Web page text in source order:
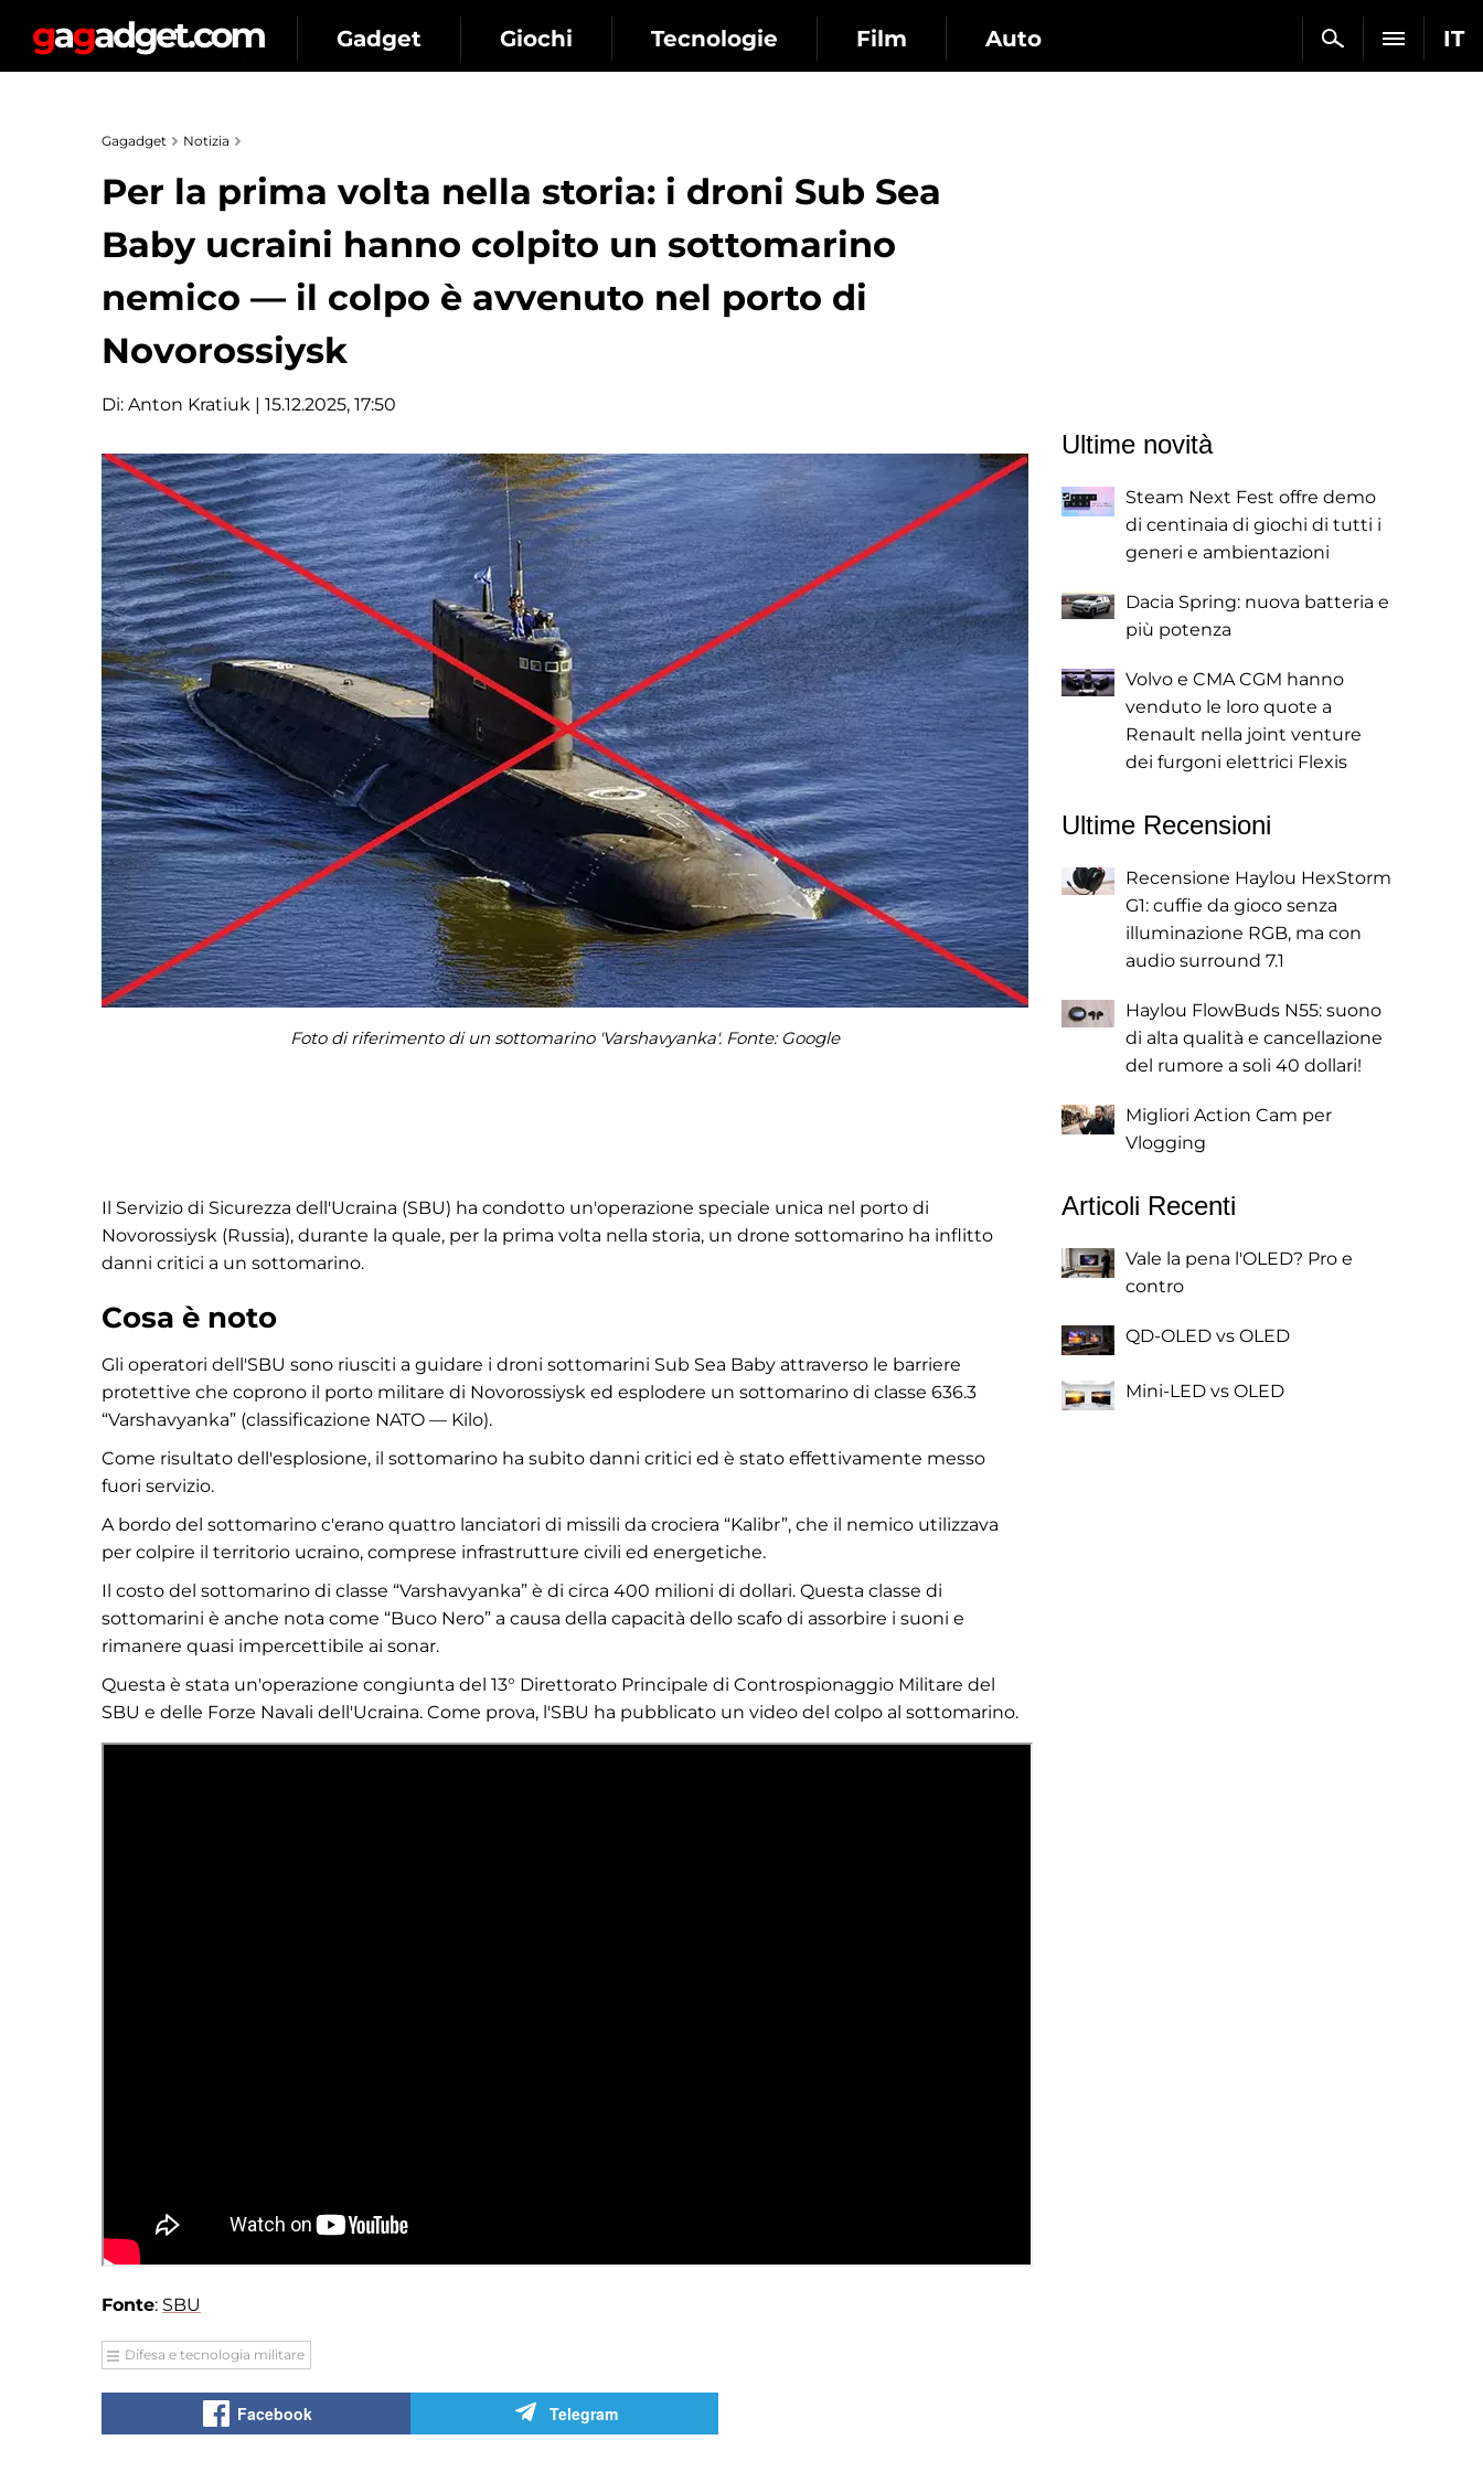
IT
Gadget Giochi Tecnologie Film Auto
Gagadget Notizia
Per la prima volta nella storia: i droni Sub Sea
Baby ucraini hanno colpito un sottomarino
nemico — il colpo è avvenuto nel porto di
Novorossiysk
Di: Anton Kratiuk | 15.12.2025, 17:50
Foto di riferimento di un sottomarino 'Varshavyanka'. Fonte: Google
Il Servizio di Sicurezza dell'Ucraina (SBU) ha condotto un'operazione speciale unica nel porto di
Novorossiysk (Russia), durante la quale, per la prima volta nella storia, un drone sottomarino ha inflitto
danni critici a un sottomarino.
Cosa è noto
Gli operatori dell'SBU sono riusciti a guidare i droni sottomarini Sub Sea Baby attraverso le barriere
protettive che coprono il porto militare di Novorossiysk ed esplodere un sottomarino di classe 636.3
“Varshavyanka” (classificazione NATO — Kilo).
Come risultato dell'esplosione, il sottomarino ha subito danni critici ed è stato effettivamente messo
fuori servizio.
A bordo del sottomarino c'erano quattro lanciatori di missili da crociera “Kalibr”, che il nemico utilizzava
per colpire il territorio ucraino, comprese infrastrutture civili ed energetiche.
Il costo del sottomarino di classe “Varshavyanka” è di circa 400 milioni di dollari. Questa classe di
sottomarini è anche nota come “Buco Nero” a causa della capacità dello scafo di assorbire i suoni e
rimanere quasi impercettibile ai sonar.
Questa è stata un'operazione congiunta del 13° Direttorato Principale di Controspionaggio Militare del
SBU e delle Forze Navali dell'Ucraina. Come prova, l'SBU ha pubblicato un video del colpo al sottomarino.
Fonte: SBU
Difesa e tecnologia militare
Facebook Telegram
Ultime novità
Steam Next Fest offre demo
di centinaia di giochi di tutti i
generi e ambientazioni
Dacia Spring: nuova batteria e
più potenza
Volvo e CMA CGM hanno
venduto le loro quote a
Renault nella joint venture
dei furgoni elettrici Flexis
Ultime Recensioni
Recensione Haylou HexStorm
G1: cuffie da gioco senza
illuminazione RGB, ma con
audio surround 7.1
Haylou FlowBuds N55: suono
di alta qualità e cancellazione
del rumore a soli 40 dollari!
Migliori Action Cam per
Vlogging
Articoli Recenti
Vale la pena l'OLED? Pro e
contro
QD-OLED vs OLED
Mini-LED vs OLED